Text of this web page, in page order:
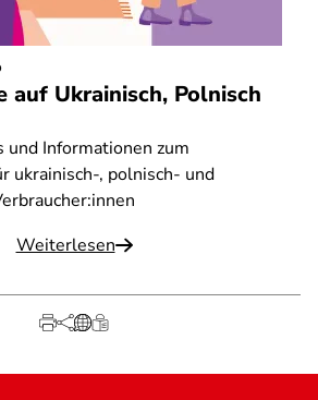
auf Ukrainisch, Polnisch
und Informationen zum
ukrainisch-, polnisch- und
Weiterlesen